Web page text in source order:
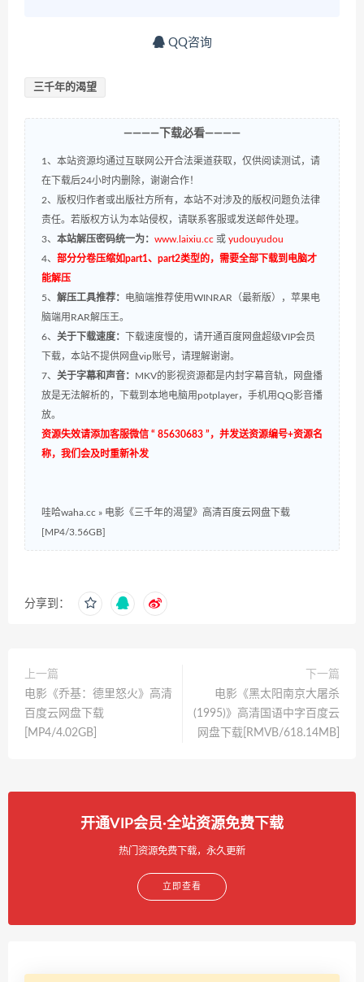
QQ咨询
三千年的渴望
————下载必看————
1、本站资源均通过互联网公开合法渠道获取，仅供阅读测试，请
在下载后24小时内删除，谢谢合作！
2、版权归作者或出版社方所有，本站不对涉及的版权问题负法律
责任。若版权方认为本站侵权，请联系客服或发送邮件处理。
3、 本站解压密码统一为： www.laixiu.cc 或 yudouyudou
4、 部分分卷压缩如part1、part2类型的，需要全部下载到电脑才
能解压
5、 解压工具推荐： 电脑端推荐使用WINRAR（最新版），苹果电
脑端用RAR解压王。
6、 关于下载速度：
下载速度慢的，请开通百度网盘超级VIP会员
下载，本站不提供网盘vip账号，请理解谢谢。
7、 关于字幕和声音： MKV的影视资源都是内封字幕音轨，网盘播
放是无法解析的，下载到本地电脑用potplayer，手机用QQ影音播
放。
资源失效请添加客服微信 “ 85630683 ”，并发送资源编号+资源名
称，我们会及时重新补发
哇哈waha.cc » 电影《三千年的渴望》高清百度云网盘下载
[MP4/3.56GB]
分享到：
上一篇
电影《乔基：德里怒火》高清
百度云网盘下载
[MP4/4.02GB]
下一篇
电影《黑太阳南京大屠杀
(1995)》高清国语中字百度云
网盘下载[RMVB/618.14MB]
开通VIP会员·全站资源免费下载
热门资源免费下载，永久更新
立即查看